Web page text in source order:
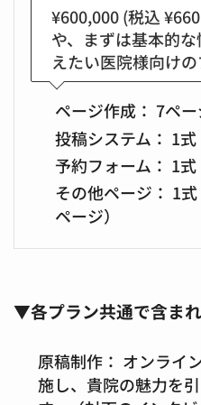
¥600,000(税込
や、まずは基本的
えたい医院様向けの
ページ作成： 7ペー
投稿システム： 1式
予約フォーム： 1式
その他ページ： 1
ページ）
▼各プラン共通で含ま
原稿制作： オンライ
施し、貴院の魅力を